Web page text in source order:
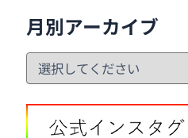
月別アーカイブ